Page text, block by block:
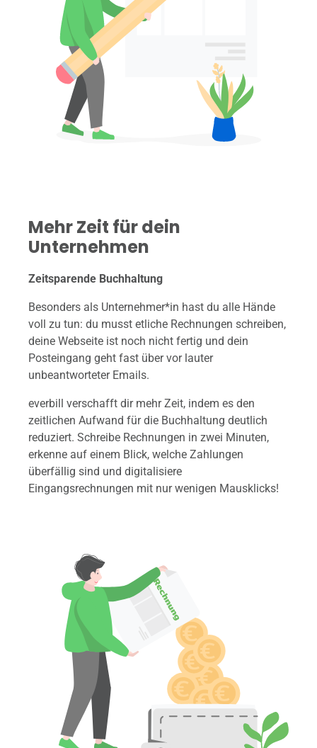
Mehr Zeit für dein
Unternehmen
Zeitsparende Buchhaltung
Besonders als Unternehmer*in hast du alle Hände
voll zu tun: du musst etliche Rechnungen schreiben,
deine Webseite ist noch nicht fertig und dein
Posteingang geht fast über vor lauter
unbeantworteter Emails.
everbill verschafft dir mehr Zeit, indem es den
zeitlichen Aufwand für die Buchhaltung deutlich
reduziert. Schreibe Rechnungen in zwei Minuten,
erkenne auf einem Blick, welche Zahlungen
überfällig sind und digitalisiere
Eingangsrechnungen mit nur wenigen Mausklicks!